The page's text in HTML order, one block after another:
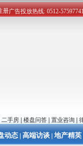
动态| 高端访谈| 地产精英|
二手房 楼盘问答 置业咨询